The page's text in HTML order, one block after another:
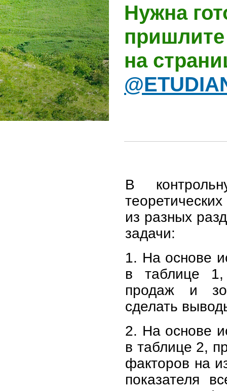
Нужна
на
В
из разных
задачи:
1. На основе
в таблице 1,
продаж и
сделать
2. На основе
в таблице 2,
факторов на
показателя